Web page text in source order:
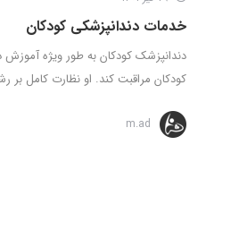
خدمات دندانپزشکی کودکان
دندانپزشک کودکان به طور ویژه آموزش
کودکان مراقبت کند. او نظارت کامل بر
m.ad